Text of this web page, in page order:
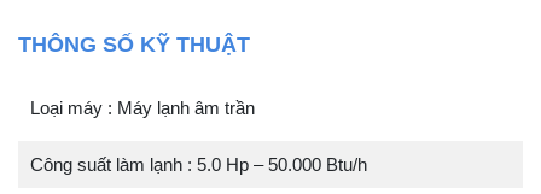
THÔNG SỐ KỸ THUẬT
Loại máy : Máy lạnh âm trần
Công suất làm lạnh : 5.0 Hp – 50.000 Btu/h